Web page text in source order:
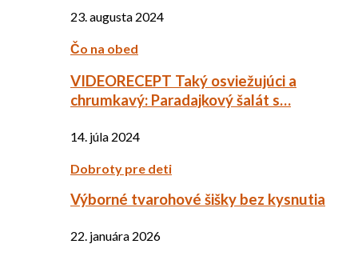
23. augusta 2024
Čo na obed
VIDEORECEPT Taký osviežujúci a
chrumkavý: Paradajkový šalát s…
14. júla 2024
Dobroty pre deti
Výborné tvarohové šišky bez kysnutia
22. januára 2026